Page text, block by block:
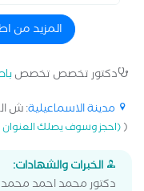
المزيد من
دكتور تخصص تخصص
مدينة الاسماعيلية: ش
((احجز وسوف يصلك العنوان
الخبرات والشهادات:
دكتور محمد احمد